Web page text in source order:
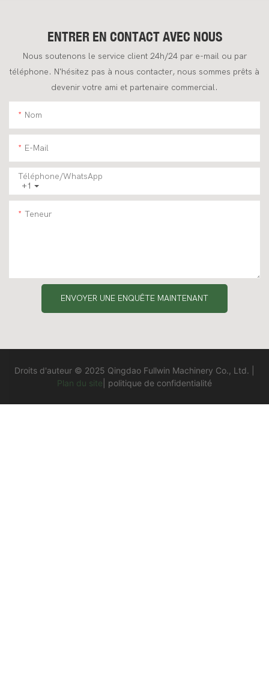
ENTRER EN CONTACT AVEC NOUS
Nous soutenons le service client 24h/24 par e-mail ou par
téléphone. N'hésitez pas à nous contacter, nous sommes prêts à
devenir votre ami et partenaire commercial.
Nom
E-Mail
+1
Téléphone/WhatsApp
Teneur
ENVOYER UNE ENQUÊTE MAINTENANT
Droits d'auteur © 2025 Qingdao Fullwin Machinery Co., Ltd. |
Plan du site
politique de confidentialité